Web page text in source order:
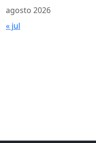
agosto 2026
« jul